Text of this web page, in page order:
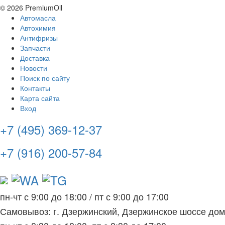
© 2026 PremiumOil
Автомасла
Автохимия
Антифризы
Запчасти
Доставка
Новости
Поиск по сайту
Контакты
Карта сайта
Вход
+7 (495) 369-12-37
+7 (916) 200-57-84
пн-чт с 9:00 до 18:00 / пт с 9:00 до 17:00
Самовывоз: г. Дзержинский, Дзержинское шоссе